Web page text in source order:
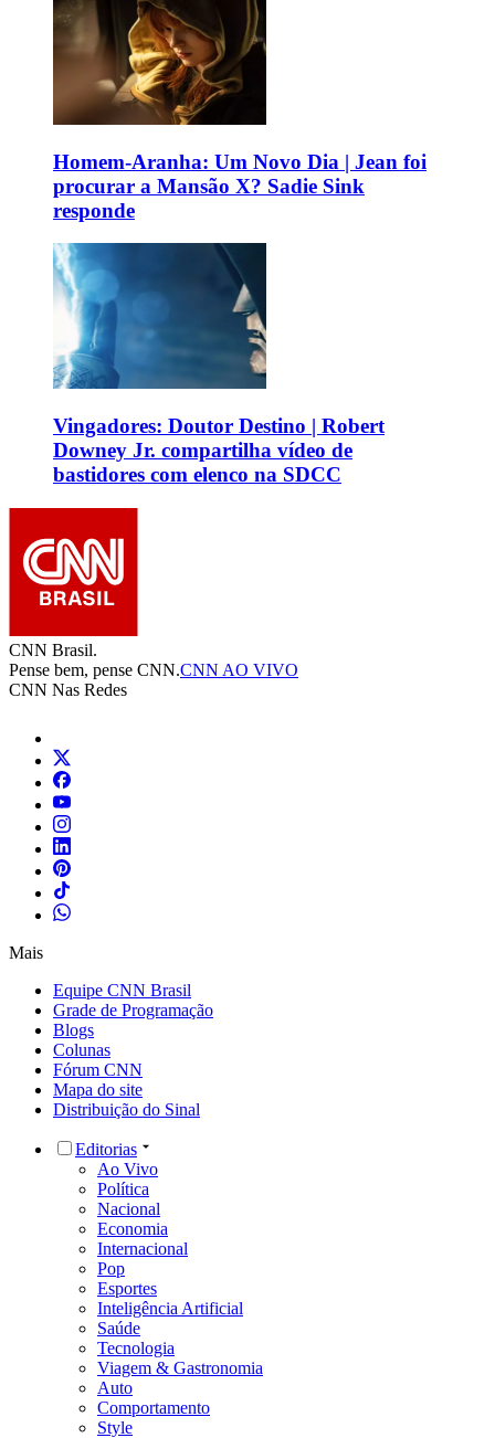
Homem-Aranha: Um Novo Dia | Jean foi
procurar a Mansão X? Sadie Sink
responde
Vingadores: Doutor Destino | Robert
Downey Jr. compartilha vídeo de
bastidores com elenco na SDCC
CNN Brasil.
Pense bem, pense CNN.CNN AO VIVO
CNN Nas Redes
Mais
Equipe CNN Brasil
Grade de Programação
Blogs
Colunas
Fórum CNN
Mapa do site
Distribuição do Sinal
Editorias
Ao Vivo
Política
Nacional
Economia
Internacional
Pop
Esportes
Inteligência Artificial
Saúde
Tecnologia
Viagem & Gastronomia
Auto
Comportamento
Style